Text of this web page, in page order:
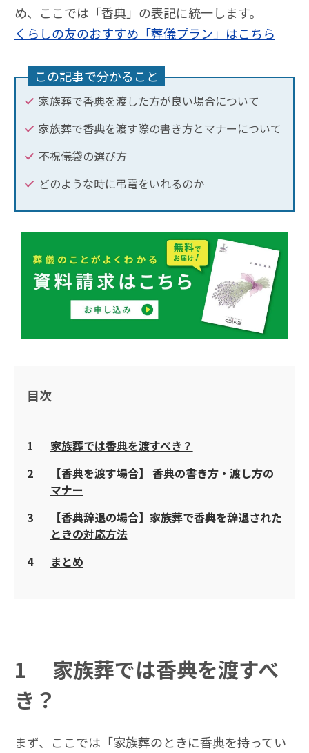
め、ここでは「香典」の表記に統一します。
くらしの友のおすすめ「葬儀プラン」はこちら
この記事で分かること
家族葬で香典を渡した方が良い場合について
家族葬で香典を渡す際の書き方とマナーについて
不祝儀袋の選び方
どのような時に弔電をいれるのか
目次
1
家族葬では香典を渡すべき？
2
【香典を渡す場合】 香典の書き方・渡し方の
マナー
3
【香典辞退の場合】家族葬で香典を辞退された
ときの対応方法
4
まとめ
1
家族葬では香典を渡すべ
き？
まず、ここでは「家族葬のときに香典を持ってい